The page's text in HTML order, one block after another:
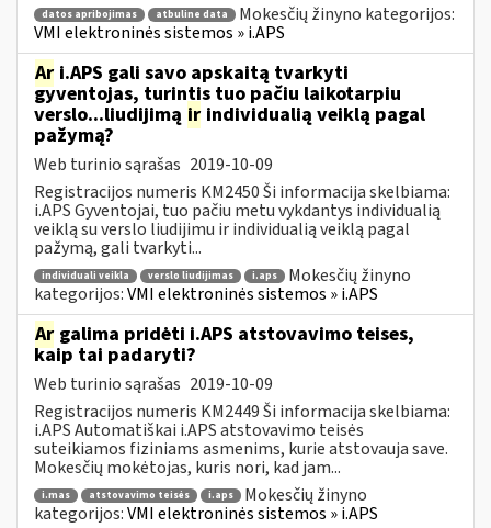
datos apribojimas atbuline data
Mokesčių žinyno kategorijos:
VMI elektroninės sistemos » i.APS
Ar i.APS gali savo apskaitą tvarkyti
gyventojas, turintis tuo pačiu laikotarpiu
verslo...liudijimą ir individualią veiklą pagal
pažymą?
Web turinio sąrašas 2019-10-09
Registracijos numeris KM2450 Ši informacija skelbiama:
i.APS Gyventojai, tuo pačiu metu vykdantys individualią
veiklą su verslo liudijimu ir individualią veiklą pagal
pažymą, gali tvarkyti...
individuali veikla verslo liudijimas i.aps
Mokesčių žinyno
kategorijos:VMI elektroninės sistemos » i.APS
Ar galima pridėti i.APS atstovavimo teises,
kaip tai padaryti?
Web turinio sąrašas 2019-10-09
Registracijos numeris KM2449 Ši informacija skelbiama:
i.APS Automatiškai i.APS atstovavimo teisės
suteikiamos fiziniams asmenims, kurie atstovauja save.
Mokesčių mokėtojas, kuris nori, kad jam...
i.mas atstovavimo teisės i.aps
Mokesčių žinyno
kategorijos:VMI elektroninės sistemos » i.APS